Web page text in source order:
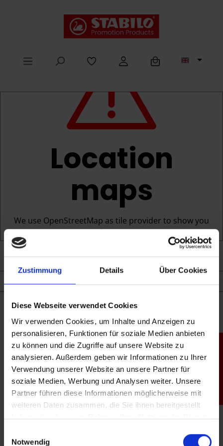
Zustimmung Details Über Cookies
Diese Webseite verwendet Cookies
Wir verwenden Cookies, um Inhalte und Anzeigen zu
personalisieren, Funktionen für soziale Medien anbieten
zu können und die Zugriffe auf unsere Website zu
analysieren. Außerdem geben wir Informationen zu Ihrer
Verwendung unserer Website an unsere Partner für
soziale Medien, Werbung und Analysen weiter. Unsere
Partner führen diese Informationen möglicherweise mit
weiteren Daten zusammen, die Sie ihnen bereitgestellt
haben oder die sie im Rahmen Ihrer Nutzung der Dienste
Notwendig
Location
maps
We use OpenStreetMap as tile provider to show you
visually the location of our stores and merchants.
Please accept the cookie to use the desired function.
Accept cookie Configure
0211770577 200
info@kandinsky.de
Address
Königsberger Str. 100
40231Düsseldorf
Germany
Opening hours
Tuesday: